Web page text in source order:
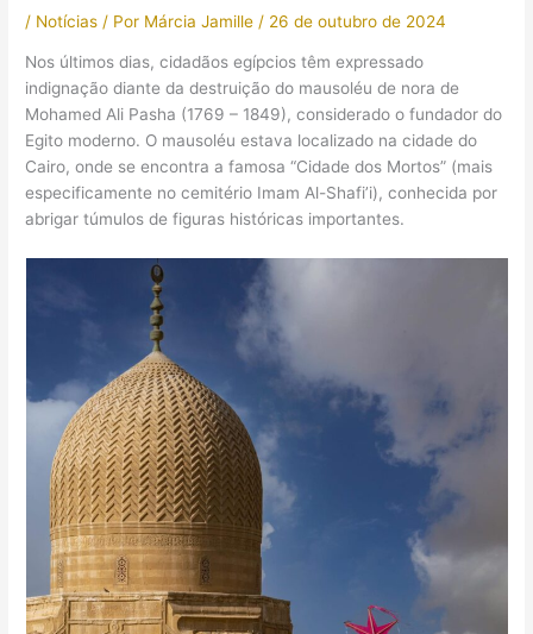
/ Notícias / Por Márcia Jamille / 26 de outubro de 2024
Nos últimos dias, cidadãos egípcios têm expressado
indignação diante da destruição do mausoléu de nora de
Mohamed Ali Pasha (1769 – 1849), considerado o fundador do
Egito moderno. O mausoléu estava localizado na cidade do
Cairo, onde se encontra a famosa “Cidade dos Mortos” (mais
especificamente no cemitério Imam Al-Shafi’i), conhecida por
abrigar túmulos de figuras históricas importantes.